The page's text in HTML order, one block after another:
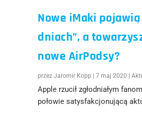
Nowe iMaki pojawią
dniach”, a
nowe AirPodsy?
przezJaromir Kopp |7 maj 2020 |
Apple rzucił zgłodniałym
połowie satysfakcjonującą